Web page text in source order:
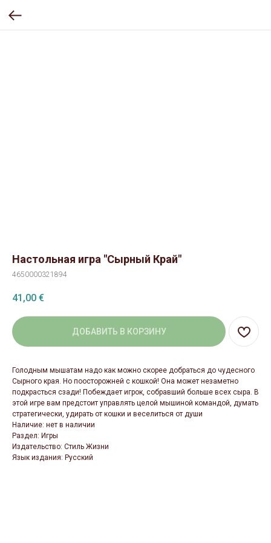
Настольная игра "Сырный Край"
4650000321894
41,00 €
ДОБАВИТЬ В КОРЗИНУ
Голодным мышатам надо как можно скорее добраться до чудесного
Сырного края. Но поосторожней с кошкой! Она может незаметно
подкрасться сзади! Побеждает игрок, собравший больше всех сыра. В
этой игре вам предстоит управлять целой мышиной командой, думать
стратегически, удирать от кошки и веселиться от души
Наличие: нет в наличии
Раздел: Игры
Издательство: Стиль Жизни
Язык издания: Русский